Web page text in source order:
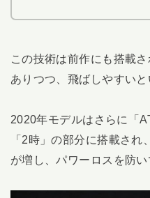
この技術は前作にも搭載
ありつつ、飛ばしやすいと
2020年モデルはさらに「
「2時」の部分に搭載さ
が増し、パワーロスを防い